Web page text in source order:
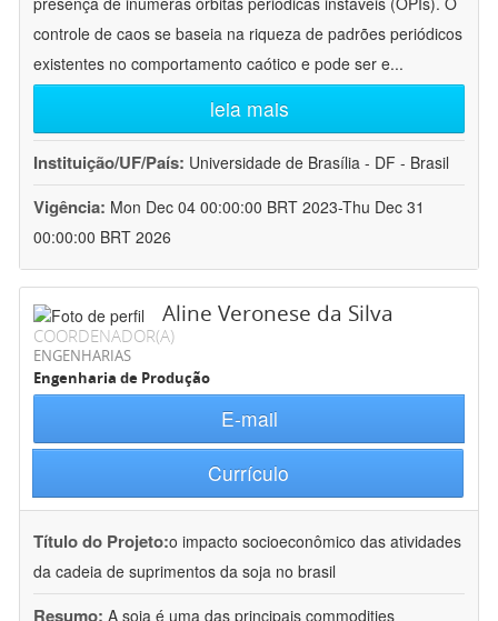
controle de caos se baseia na riqueza de padrões periódicos
existentes no comportamento caótico e pode ser e...
leia mais
Instituição/UF/País: Universidade de Brasília - DF - Brasil
Vigência: Mon Dec 04 00:00:00 BRT 2023-Thu Dec 31
00:00:00 BRT 2026
Aline Veronese da Silva
COORDENADOR(A)
ENGENHARIAS
Engenharia de Produção
E-mail
Currículo
Título do Projeto:o impacto socioeconômico das atividades
da cadeia de suprimentos da soja no brasil
Resumo: A soja é uma das principais commodities